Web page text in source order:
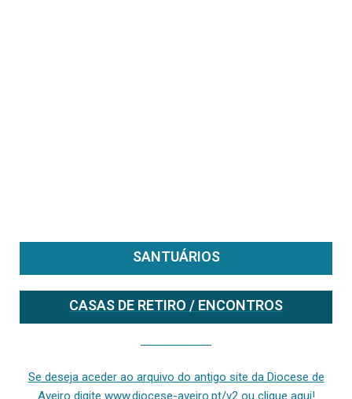
SANTUÁRIOS
CASAS DE RETIRO / ENCONTROS
Se deseja aceder ao arquivo do antigo site da Diocese de
Aveiro digite www.diocese-aveiro.pt/v2 ou clique aqui!